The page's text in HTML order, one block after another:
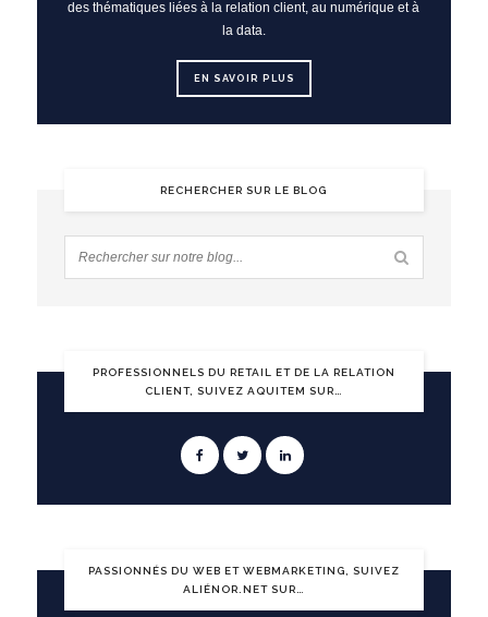
des thématiques liées à la relation client, au numérique et à
la data.
EN SAVOIR PLUS
RECHERCHER SUR LE BLOG
PROFESSIONNELS DU RETAIL ET DE LA RELATION
CLIENT, SUIVEZ AQUITEM SUR…
PASSIONNÉS DU WEB ET WEBMARKETING, SUIVEZ
ALIÉNOR.NET SUR…